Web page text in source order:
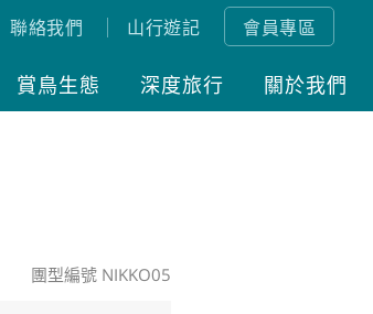
聯絡我們 山行遊記 會員專區
賞鳥生態 深度旅行 關於我們
團型編號 NIKKO05